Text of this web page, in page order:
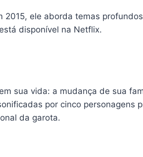
2015, ele aborda temas
disponível na Netflix.
sua vida: a mudança de sua
por cinco personagens
da garota.